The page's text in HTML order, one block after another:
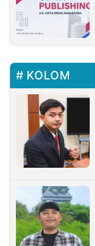
KOLOM